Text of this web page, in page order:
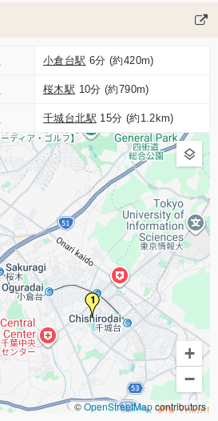
小倉台駅 6分 (約420m)
桜木駅 10分 (約790m)
千城台北駅 15分 (約1.2km)
1
+
−
©OpenStreetMapcontributors